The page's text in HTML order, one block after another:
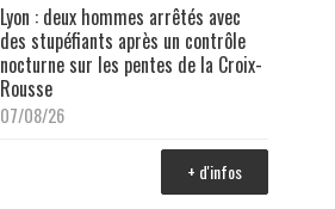
Lyon : deux hommes arrêtés avec
des stupéfiants après un contrôle
nocturne sur les pentes de la Croix-
Rousse
07/08/26
+ d'infos